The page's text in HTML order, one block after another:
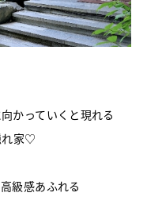
かっていくと現れる
れ家♡
級感あふれる